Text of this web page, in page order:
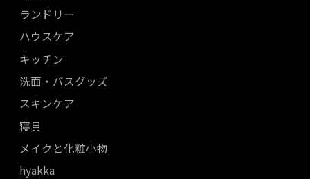
ランドリー
ハウスケア
キッチン
洗面・バスグッズ
スキンケア
寝具
メイクと化粧小物
hyakka